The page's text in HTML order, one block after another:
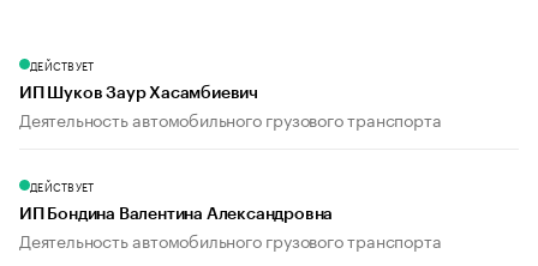
ДЕЙСТВУЕТ
ИП Шуков Заур Хасамбиевич
Деятельность автомобильного грузового транспорта
ДЕЙСТВУЕТ
ИП Бондина Валентина Александровна
Деятельность автомобильного грузового транспорта